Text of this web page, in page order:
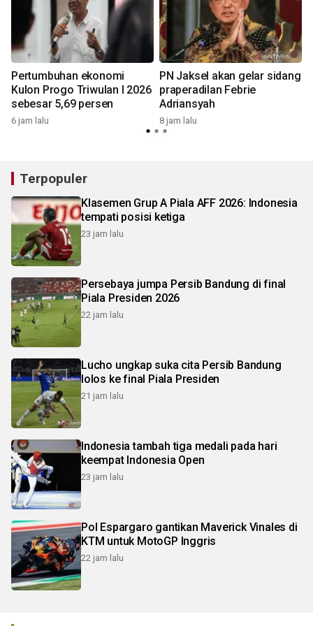
Pertumbuhan ekonomi
Kulon Progo Triwulan I 2026
sebesar 5,69 persen
6 jam lalu
PN Jaksel akan gelar sidang
praperadilan Febrie
Adriansyah
8 jam lalu
Terpopuler
Klasemen Grup A Piala AFF 2026: Indonesia
tempati posisi ketiga
23 jam lalu
Persebaya jumpa Persib Bandung di final
Piala Presiden 2026
22 jam lalu
Lucho ungkap suka cita Persib Bandung
lolos ke final Piala Presiden
21 jam lalu
Indonesia tambah tiga medali pada hari
keempat Indonesia Open
23 jam lalu
Pol Espargaro gantikan Maverick Vinales di
KTM untuk MotoGP Inggris
22 jam lalu